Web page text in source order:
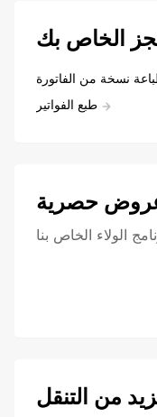
الخاص بك
نسخة من الفاتورة
طبع الفواتير
حصرية
الولاء الخاص بنا
من التنقل